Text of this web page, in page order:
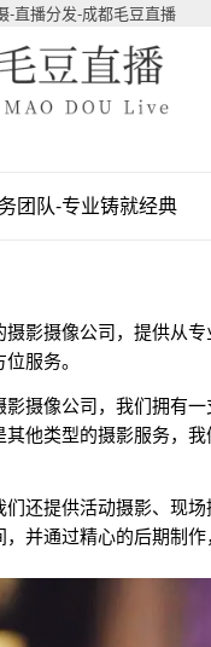
-直播分发-成都毛豆直播
团队-专业铸就经典
影摄像公司，提供从
服务。
摄像公司，我们拥有
他类型的摄影服务，
们还提供活动摄影、现
并通过精心的后期制